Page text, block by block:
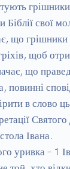
Біблії свої
що грішники
щоб
що
повинні
в слово
Івана.
уривка – 1